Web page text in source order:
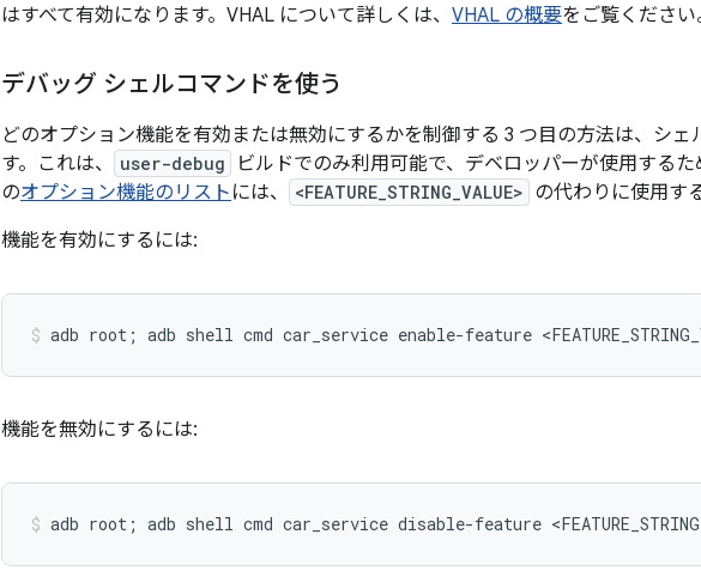
はすべて有効になります。VHAL について詳しくは、 VHAL の概要をご覧ください
デバッグ シェルコマンドを使う
どのオプション機能を有効または無効にするかを制御する 3 つ目の方法は、シ
す。これは、
user-debug
ビルドでのみ利用可能で、デベロッパーが使用する
のオプション機能のリスト には、 <FEATURE_STRING_VALUE> の代わりに使用す
機能を有効にするには:
機能を無効にするには: